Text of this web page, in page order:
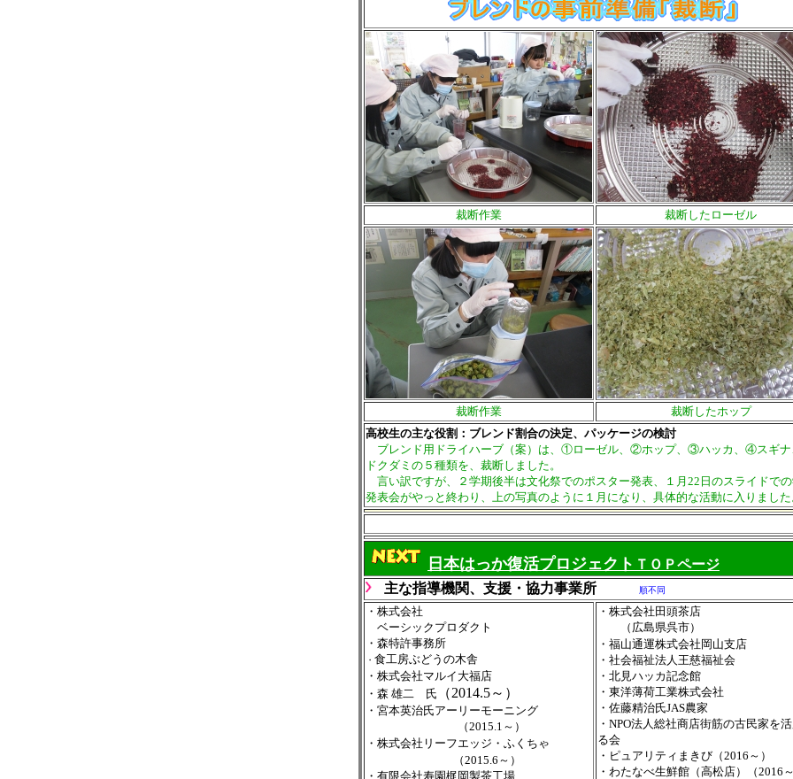
裁断作業 裁断したローゼル
裁断作業
裁断したホップ
高校生の主な役割：ブレンド割合の決定、パッケージの検討
ブレンド用ドライハーブ（案）は、①ローゼル、②ホップ、③ハッカ、④スギ
ドクダミの５種類を、裁断しました。
言い訳ですが、２学期後半は文化祭でのポスター発表、１月22日のスライドで
発表会がやっと終わり、上の写真のように１月になり、具体的な活動に入りまし
日本はっか復活プロジェクト ＴＯＰページ
主な指導機関、支援・協力事業所
順不同
・株式会社
ベーシックプロダクト
・森特許事務所
・ 食工房ぶどうの木舎
・株式会社マルイ大福店
・森 雄二 氏
（2014.5～）
・宮本英治氏アーリーモーニング
（2015.1～）
・株式会社リーフエッジ・ふくちゃ
（2015.6～）
・有限会社寿園梶岡製茶工場
・株式会社田頭茶店
（広島県呉市）
・福山通運株式会社岡山支店
・社会福祉法人王慈福祉会
・北見ハッカ記念館
・東洋薄荷工業株式会社
・佐藤精治氏JAS農家
・NPO法人総社商店街筋の古民家を
る会
・ピュアリティまきび（2016～）
・わたなべ生鮮館（高松店）（2016